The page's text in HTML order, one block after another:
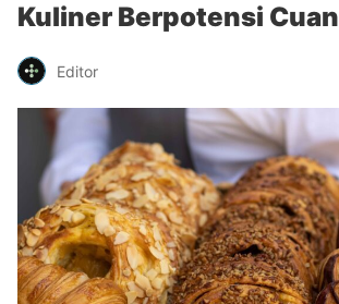
Kuliner Berpotensi Cuan
Editor